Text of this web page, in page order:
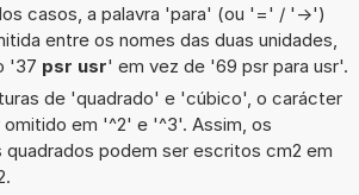
casos, a palavra 'para' (ou '=' / '->')
entre os nomes das duas unidades,
'37 psr usr' em vez de '69 psr para usr'.
de 'quadrado' e 'cúbico', o carácter
em '^2' e '^3'. Assim, os
podem ser escritos cm2 em